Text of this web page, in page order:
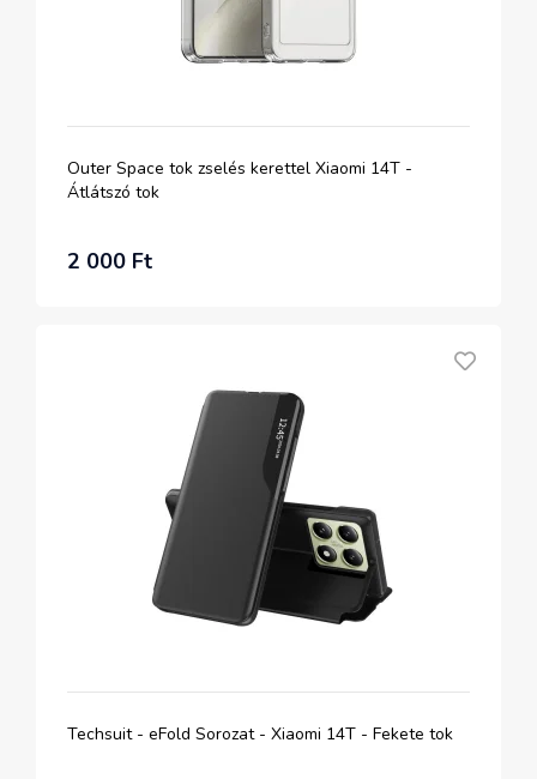
Outer Space tok zselés kerettel Xiaomi 14T -
Átlátszó tok
2 000 Ft
Techsuit - eFold Sorozat - Xiaomi 14T - Fekete tok